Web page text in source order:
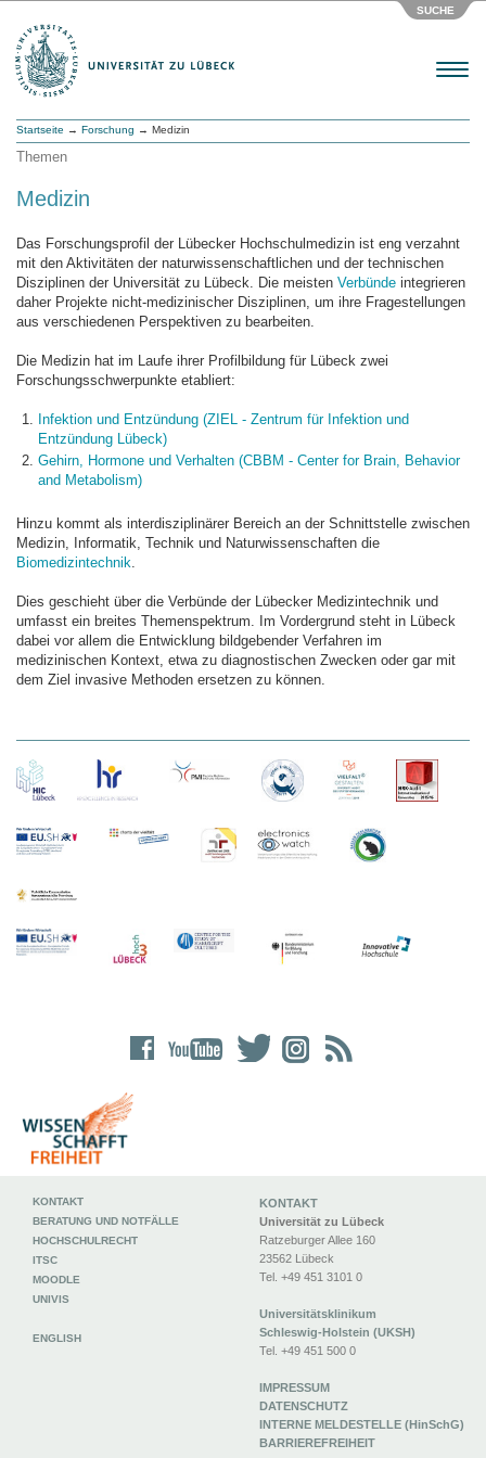
SUCHE
Menu
Startseite → Forschung → Medizin
Themen
Medizin
Das Forschungsprofil der Lübecker Hochschulmedizin ist eng verzahnt
mit den Aktivitäten der naturwissenschaftlichen und der technischen
Disziplinen der Universität zu Lübeck. Die meisten Verbünde integrieren
daher Projekte nicht-medizinischer Disziplinen, um ihre Fragestellungen
aus verschiedenen Perspektiven zu bearbeiten.
Die Medizin hat im Laufe ihrer Profilbildung für Lübeck zwei
Forschungsschwerpunkte etabliert:
Infektion und Entzündung (ZIEL - Zentrum für Infektion und
Entzündung Lübeck)
Gehirn, Hormone und Verhalten (CBBM - Center for Brain, Behavior
and Metabolism)
Hinzu kommt als interdisziplinärer Bereich an der Schnittstelle zwischen
Medizin, Informatik, Technik und Naturwissenschaften die
Biomedizintechnik.
Dies geschieht über die Verbünde der Lübecker Medizintechnik und
umfasst ein breites Themenspektrum. Im Vordergrund steht in Lübeck
dabei vor allem die Entwicklung bildgebender Verfahren im
medizinischen Kontext, etwa zu diagnostischen Zwecken oder gar mit
dem Ziel invasive Methoden ersetzen zu können.
KONTAKT
Universität zu Lübeck
Ratzeburger Allee 160
23562 Lübeck
Tel. +49 451 3101 0
Universitätsklinikum
Schleswig-Holstein (UKSH)
Tel. +49 451 500 0
IMPRESSUM
DATENSCHUTZ
INTERNE MELDESTELLE (HinSchG)
BARRIEREFREIHEIT
KONTAKT
BERATUNG UND NOTFÄLLE
HOCHSCHULRECHT
ITSC
MOODLE
UNIVIS
ENGLISH